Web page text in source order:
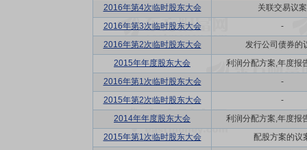
2016年第4次临时股东大会
关联交易议案
2016年第3次临时股东大会
-
2016年第2次临时股东大会
发行公司债券的
2015年年度股东大会
利润分配方案,年度报
2016年第1次临时股东大会
-
2015年第2次临时股东大会
-
2014年年度股东大会
利润分配方案,年度报
2015年第1次临时股东大会
配股方案的议